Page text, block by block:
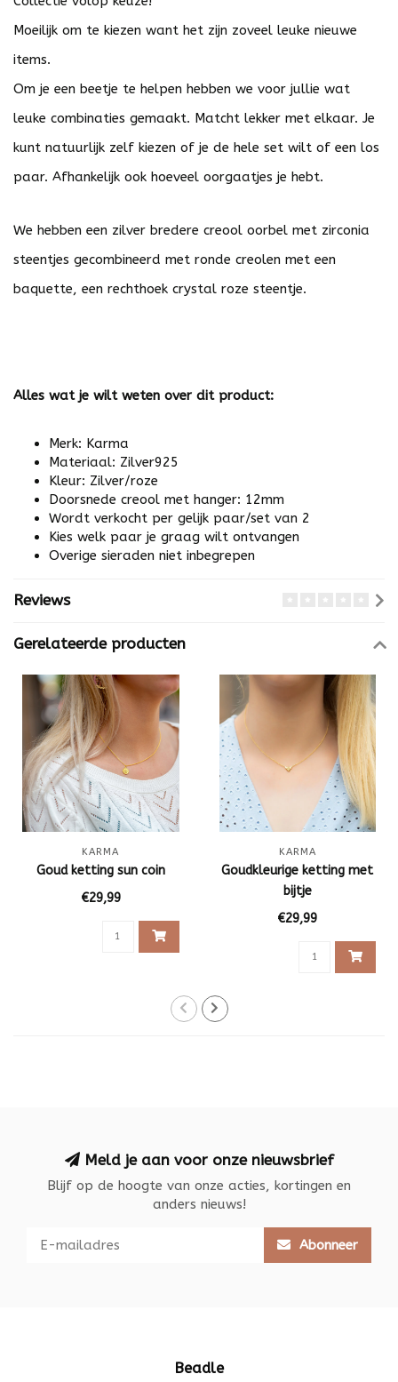
Moeilijk om te kiezen want het zijn zoveel leuke nieuwe
items.
Om je een beetje te helpen hebben we voor jullie wat
leuke combinaties gemaakt. Matcht lekker met elkaar. Je
kunt natuurlijk zelf kiezen of je de hele set wilt of een los
paar. Afhankelijk ook hoeveel oorgaatjes je hebt.
We hebben een zilver bredere creool oorbel met zirconia
steentjes gecombineerd met ronde creolen met een
baquette, een rechthoek crystal roze steentje.
Alles wat je wilt weten over dit product:
Merk: Karma
Materiaal: Zilver925
Kleur: Zilver/roze
Doorsnede creool met hanger: 12mm
Wordt verkocht per gelijk paar/set van 2
Kies welk paar je graag wilt ontvangen
Overige sieraden niet inbegrepen
Reviews
Gerelateerde producten
KARMA
Goud ketting sun coin
€29,99
KARMA
Goudkleurige ketting met
bijtje
€29,99
Meld je aan voor onze nieuwsbrief
Blijf op de hoogte van onze acties, kortingen en
anders nieuws!
Abonneer
Beadle